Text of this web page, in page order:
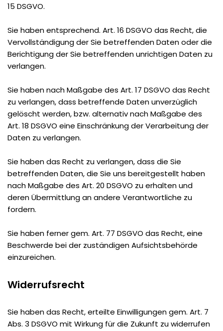
15 DSGVO.
Sie haben entsprechend. Art. 16 DSGVO das Recht, die
Vervollständigung der Sie betreffenden Daten oder die
Berichtigung der Sie betreffenden unrichtigen Daten zu
verlangen.
Sie haben nach Maßgabe des Art. 17 DSGVO das Recht
zu verlangen, dass betreffende Daten unverzüglich
gelöscht werden, bzw. alternativ nach Maßgabe des
Art. 18 DSGVO eine Einschränkung der Verarbeitung der
Daten zu verlangen.
Sie haben das Recht zu verlangen, dass die Sie
betreffenden Daten, die Sie uns bereitgestellt haben
nach Maßgabe des Art. 20 DSGVO zu erhalten und
deren Übermittlung an andere Verantwortliche zu
fordern.
Sie haben ferner gem. Art. 77 DSGVO das Recht, eine
Beschwerde bei der zuständigen Aufsichtsbehörde
einzureichen.
Widerrufsrecht
Sie haben das Recht, erteilte Einwilligungen gem. Art. 7
Abs. 3 DSGVO mit Wirkung für die Zukunft zu widerrufen